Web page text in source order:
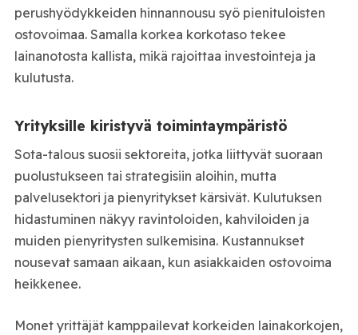
perushyödykkeiden hinnannousu syö pienituloisten
ostovoimaa. Samalla korkea korkotaso tekee
lainanotosta kallista, mikä rajoittaa investointeja ja
kulutusta.
Yrityksille kiristyvä toimintaympäristö
Sota-talous suosii sektoreita, jotka liittyvät suoraan
puolustukseen tai strategisiin aloihin, mutta
palvelusektori ja pienyritykset kärsivät. Kulutuksen
hidastuminen näkyy ravintoloiden, kahviloiden ja
muiden pienyritysten sulkemisina. Kustannukset
nousevat samaan aikaan, kun asiakkaiden ostovoima
heikkenee.
Monet yrittäjät kamppailevat korkeiden lainakorkojen,